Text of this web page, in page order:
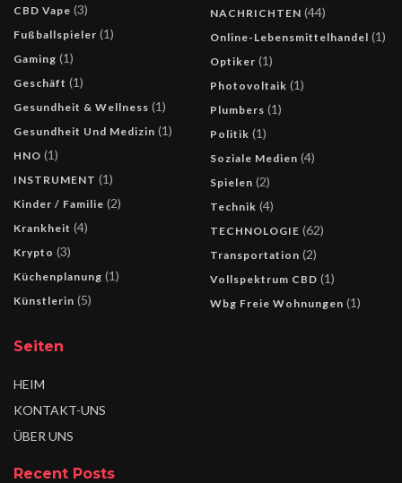
CBD Vape (3)
Fußballspieler (1)
Gaming (1)
Geschäft (1)
Gesundheit & Wellness (1)
Gesundheit Und Medizin (1)
HNO (1)
INSTRUMENT (1)
Kinder / Familie (2)
Krankheit (4)
Krypto (3)
Küchenplanung (1)
Künstlerin (5)
NACHRICHTEN (44)
Online-Lebensmittelhandel (1)
Optiker (1)
Photovoltaik (1)
Plumbers (1)
Politik (1)
Soziale Medien (4)
Spielen (2)
Technik (4)
TECHNOLOGIE (62)
Transportation (2)
Vollspektrum CBD (1)
Wbg Freie Wohnungen (1)
Seiten
HEIM
KONTAKT-UNS
ÜBER UNS
Recent Posts